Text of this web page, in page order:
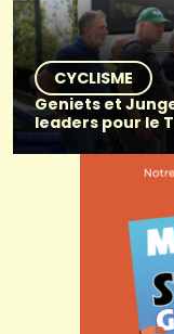
CYCLISME
Geniets et
leaders pour le